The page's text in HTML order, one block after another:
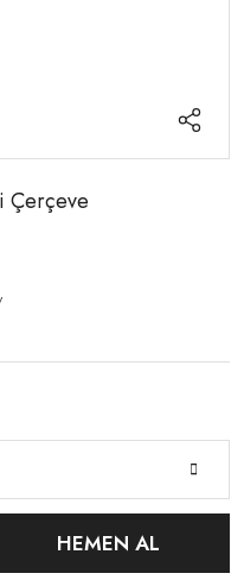
Çerçeve
HEMEN AL